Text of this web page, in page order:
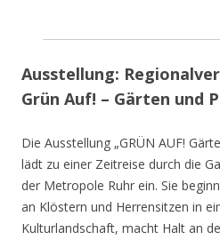
Ausstellung:
Grün Auf! – Gärten und
Die Ausstellung „GRÜN AUF!
lädt zu einer Zeitreise durch die
der Metropole Ruhr ein. Sie
an Klöstern und Herrensitzen in
Kulturlandschaft, macht Halt an